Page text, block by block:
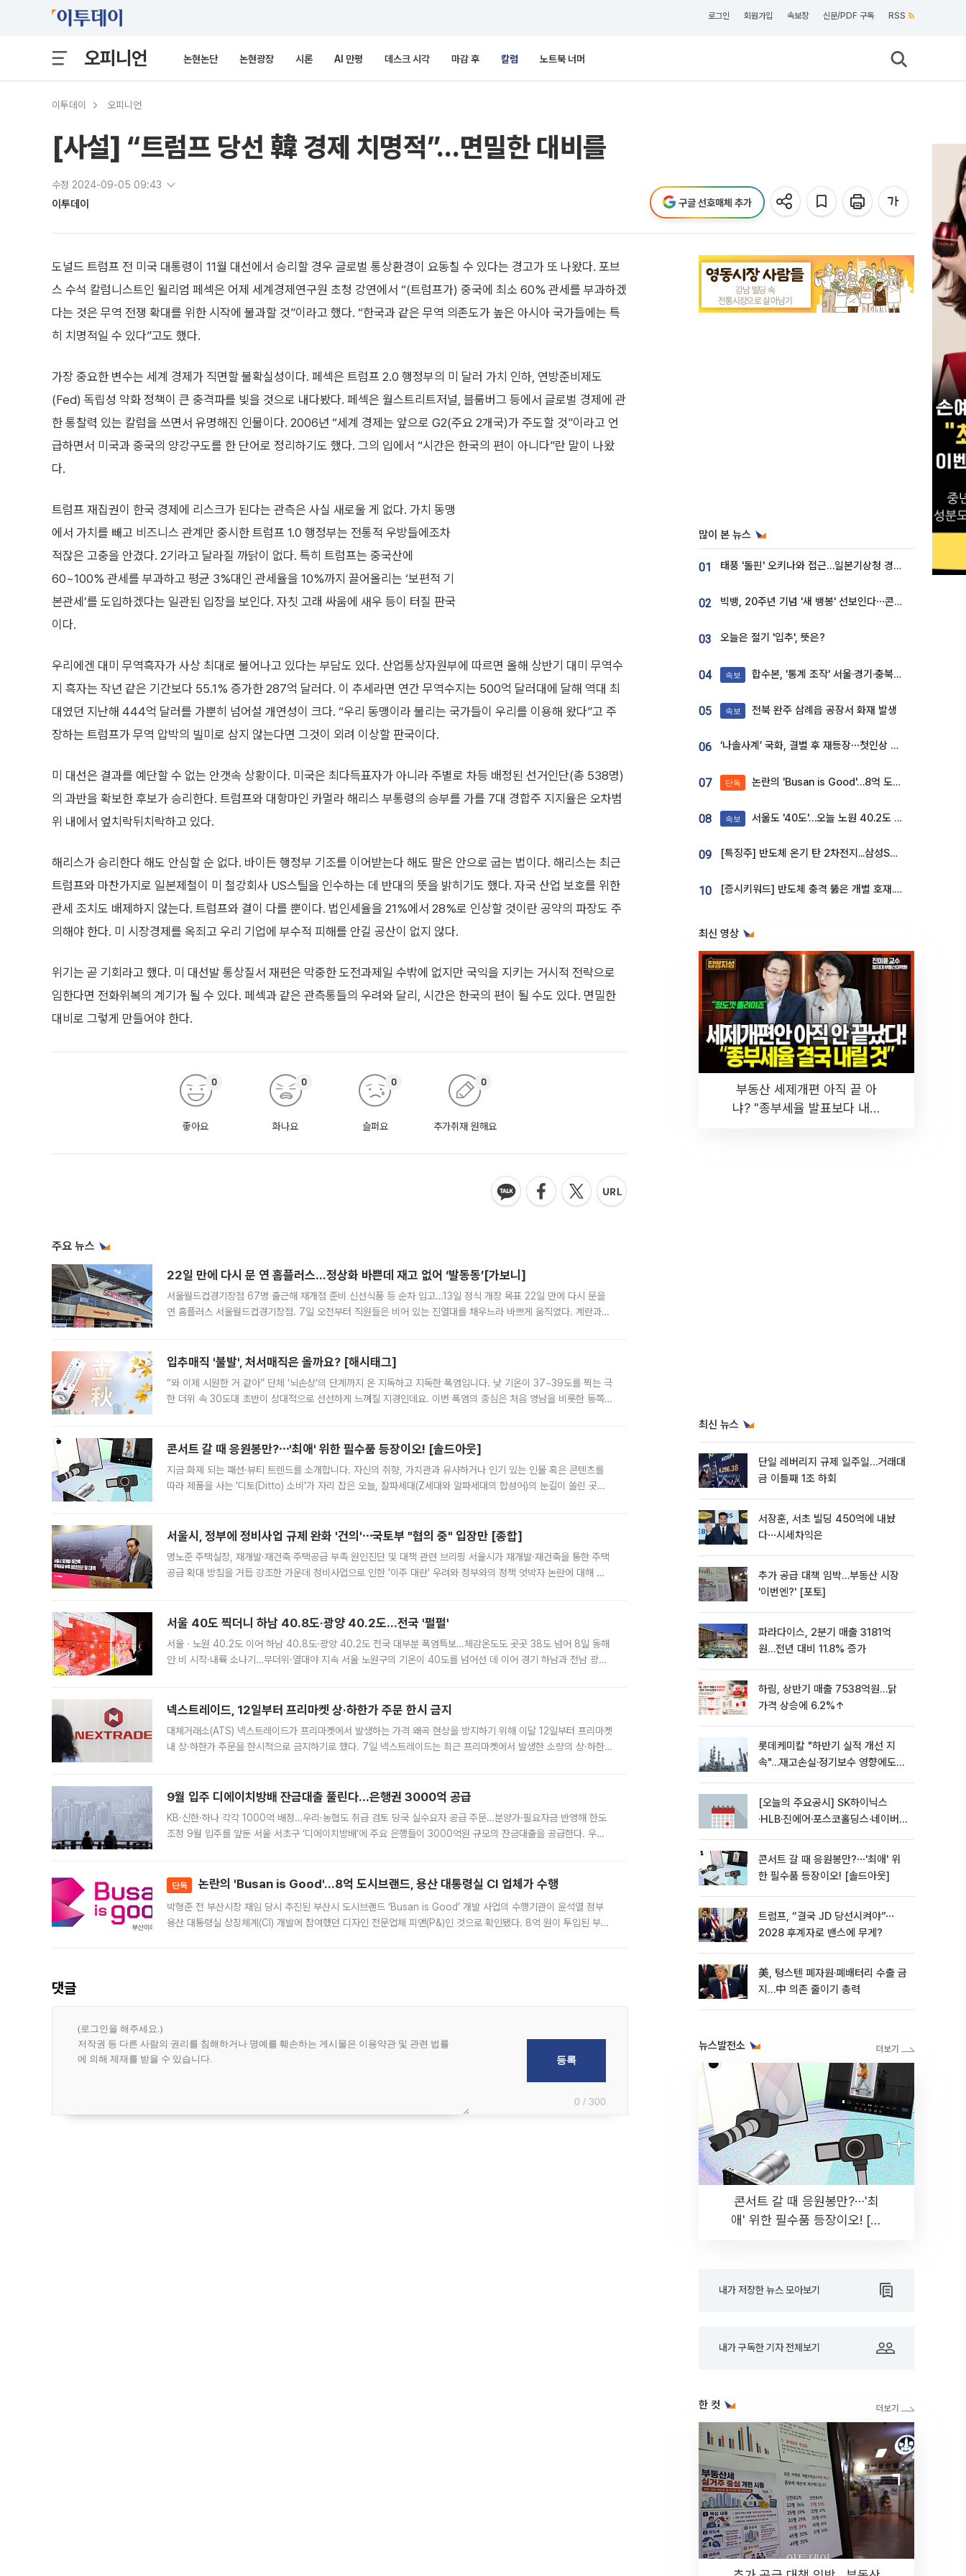
로그인 회원가입 속보창 신문/PDF 구독 RSS
오피니언 논현논단 논현광장 시론 AI 만평 데스크 시각 마감 후 칼럼 노트북 너머
이투데이 오피니언
[사설] “트럼프 당선 韓 경제 치명적”…면밀한 대비를
수정 2024-09-05 09:43
이투데이 구글 선호매체 추가
도널드 트럼프 전 미국 대통령이 11월 대선에서 승리할 경우 글로벌 통상환경이 요동칠 수 있다는 경고가 또 나왔다. 포브
스 수석 칼럼니스트인 윌리엄 페섹은 어제 세계경제연구원 초청 강연에서 “(트럼프가) 중국에 최소 60% 관세를 부과하겠
다는 것은 무역 전쟁 확대를 위한 시작에 불과할 것”이라고 했다. “한국과 같은 무역 의존도가 높은 아시아 국가들에는 특
히 치명적일 수 있다”고도 했다.
가장 중요한 변수는 세계 경제가 직면할 불확실성이다. 페섹은 트럼프 2.0 행정부의 미 달러 가치 인하, 연방준비제도
(Fed) 독립성 약화 정책이 큰 충격파를 빚을 것으로 내다봤다. 페섹은 월스트리트저널, 블룸버그 등에서 글로벌 경제에 관
한 통찰력 있는 칼럼을 쓰면서 유명해진 인물이다. 2006년 “세계 경제는 앞으로 G2(주요 2개국)가 주도할 것”이라고 언
급하면서 미국과 중국의 양강구도를 한 단어로 정리하기도 했다. 그의 입에서 “시간은 한국의 편이 아니다”란 말이 나왔
다.
트럼프 재집권이 한국 경제에 리스크가 된다는 관측은 사실 새로울 게 없다. 가치 동맹
에서 가치를 빼고 비즈니스 관계만 중시한 트럼프 1.0 행정부는 전통적 우방들에조차
적잖은 고충을 안겼다. 2기라고 달라질 까닭이 없다. 특히 트럼프는 중국산에
60~100% 관세를 부과하고 평균 3%대인 관세율을 10%까지 끌어올리는 ‘보편적 기
본관세’를 도입하겠다는 일관된 입장을 보인다. 자칫 고래 싸움에 새우 등이 터질 판국
이다.
우리에겐 대미 무역흑자가 사상 최대로 불어나고 있다는 부담도 있다. 산업통상자원부에 따르면 올해 상반기 대미 무역수
지 흑자는 작년 같은 기간보다 55.1% 증가한 287억 달러다. 이 추세라면 연간 무역수지는 500억 달러대에 달해 역대 최
대였던 지난해 444억 달러를 가뿐히 넘어설 개연성이 크다. “우리 동맹이라 불리는 국가들이 우리를 이용해 왔다”고 주
장하는 트럼프가 무역 압박의 빌미로 삼지 않는다면 그것이 외려 이상할 판국이다.
미 대선은 결과를 예단할 수 없는 안갯속 상황이다. 미국은 최다득표자가 아니라 주별로 차등 배정된 선거인단(총 538명)
의 과반을 확보한 후보가 승리한다. 트럼프와 대항마인 카멀라 해리스 부통령의 승부를 가를 7대 경합주 지지율은 오차범
위 내에서 엎치락뒤치락하고 있다.
해리스가 승리한다 해도 안심할 순 없다. 바이든 행정부 기조를 이어받는다 해도 팔은 안으로 굽는 법이다. 해리스는 최근
트럼프와 마찬가지로 일본제철이 미 철강회사 US스틸을 인수하는 데 반대의 뜻을 밝히기도 했다. 자국 산업 보호를 위한
관세 조치도 배제하지 않는다. 트럼프와 결이 다를 뿐이다. 법인세율을 21%에서 28%로 인상할 것이란 공약의 파장도 주
의해야 한다. 미 시장경제를 옥죄고 우리 기업에 부수적 피해를 안길 공산이 없지 않다.
위기는 곧 기회라고 했다. 미 대선발 통상질서 재편은 막중한 도전과제일 수밖에 없지만 국익을 지키는 거시적 전략으로
임한다면 전화위복의 계기가 될 수 있다. 페섹과 같은 관측통들의 우려와 달리, 시간은 한국의 편이 될 수도 있다. 면밀한
대비로 그렇게 만들어야 한다.
좋아요
0
화나요
0
슬퍼요
0
추가취재 원해요
0
주요 뉴스
22일 만에 다시 문 연 홈플러스…정상화 바쁜데 재고 없어 ‘발동동’[가보니]
서울월드컵경기장점 67명 출근해 재개점 준비 신선식품 등 순차 입고…13일 정식 개장 목표 22일 만에 다시 문을
연 홈플러스 서울월드컵경기장점. 7일 오전부터 직원들은 비어 있는 진열대를 채우느라 바쁘게 움직였다. 계란과
입추매직 '불발', 처서매직은 올까요? [해시태그]
“와 이제 시원한 거 같아” 단체 ‘뇌손상’의 단계까지 온 지독하고 지독한 폭염입니다. 낮 기온이 37~39도를 찍는 극
한 더위 속 30도대 초반이 상대적으로 선선하게 느껴질 지경인데요. 이번 폭염의 중심은 처음 영남을 비롯한 동쪽
콘서트 갈 때 응원봉만?⋯'최애' 위한 필수품 등장이오! [솔드아웃]
지금 화제 되는 패션·뷰티 트렌드를 소개합니다. 자신의 취향, 가치관과 유사하거나 인기 있는 인물 혹은 콘텐츠를
따라 제품을 사는 '디토(Ditto) 소비'가 자리 잡은 오늘, 잘파세대(Z세대와 알파세대의 합성어)의 눈길이 쏠린 곳은
서울시, 정부에 정비사업 규제 완화 '건의'⋯국토부 "협의 중" 입장만 [종합]
명노준 주택실장, 재개발·재건축 주택공급 부족 원인진단 및 대책 관련 브리핑 서울시가 재개발·재건축을 통한 주택
공급 확대 방침을 거듭 강조한 가운데 정비사업으로 인한 '이주 대란' 우려와 정부와의 정책 엇박자 논란에 대해 정
서울 40도 찍더니 하남 40.8도·광양 40.2도…전국 '펄펄'
서울ㆍ노원 40.2도 이어 하남 40.8도·광양 40.2도 전국 대부분 폭염특보…체감온도도 곳곳 38도 넘어 8일 동해
안 비 시작·내륙 소나기…무더위·열대야 지속 서울 노원구의 기온이 40도를 넘어선 데 이어 경기 하남과 전남 광양
넥스트레이드, 12일부터 프리마켓 상·하한가 주문 한시 금지
대체거래소(ATS) 넥스트레이드가 프리마켓에서 발생하는 가격 왜곡 현상을 방지하기 위해 이달 12일부터 프리마켓
내 상·하한가 주문을 한시적으로 금지하기로 했다. 7일 넥스트레이드는 최근 프리마켓에서 발생한 소량의 상·하한
9월 입주 디에이치방배 잔금대출 풀린다…은행권 3000억 공급
KB·신한·하나 각각 1000억 배정…우리·농협도 취급 검토 당국 실수요자 공급 주문…분양가·필요자금 반영해 한도
조정 9월 입주를 앞둔 서울 서초구 ‘디에이치방배’에 주요 은행들이 3000억원 규모의 잔금대출을 공급한다. 우리
단독 논란의 'Busan is Good'…8억 도시브랜드, 용산 대통령실 CI 업체가 수행
박형준 전 부산시장 재임 당시 추진된 부산시 도시브랜드 ‘Busan is Good’ 개발 사업의 수행기관이 윤석열 정부
용산 대통령실 상징체계(CI) 개발에 참여했던 디자인 전문업체 피앤(P&)인 것으로 확인됐다. 8억 원이 투입된 부산
댓글
0 / 300
많이 본 뉴스
01 태풍 '돌핀' 오키나와 접근…일본기상청 경로 업데이트
02 빅뱅, 20주년 기념 '새 뱅봉' 선보인다⋯콘서트 앞두고 팝업 개최
03 오늘은 절기 '입추', 뜻은?
04 속보 합수본, '통계 조작' 서울·경기·충북 선관위 등 추가 압수수색
05 속보 전북 완주 삼례읍 공장서 화재 발생
06 ‘나솔사계’ 국화, 결별 후 재등장⋯첫인상 투표 휩쓸고 ‘인기녀’ 등극
07 단독 논란의 'Busan is Good'…8억 도시브랜드, 용산 대통령실 CI 업체가 수행
08 속보 서울도 '40도'…오늘 노원 40.2도 기록
09 [특징주] 반도체 온기 탄 2차전지...삼성SDI, 장 초반 7% 넘게 껑충
10 [증시키워드] 반도체 충격 뚫은 개별 호재...포스코퓨처엠·에코프로·한화솔루션 '눈길'
최신 영상
부동산 세제개편 아직 끝 아
냐? "종부세율 발표보다 내릴
최신 뉴스
단일 레버리지 규제 일주일…거래대
금 이틀째 1조 하회
서장훈, 서초 빌딩 450억에 내놨
다⋯시세차익은
추가 공급 대책 임박…부동산 시장
'이번엔?' [포토]
파라다이스, 2분기 매출 3181억
원…전년 대비 11.8% 증가
하림, 상반기 매출 7538억원…닭
가격 상승에 6.2%↑
롯데케미칼 "하반기 실적 개선 지
속"…재고손실·정기보수 영향에도
[오늘의 주요공시] SK하이닉스
·HLB·진에어·포스코홀딩스·네이버·
콘서트 갈 때 응원봉만?⋯'최애' 위
한 필수품 등장이오! [솔드아웃]
트럼프, “결국 JD 당선시켜야”⋯
2028 후계자로 밴스에 무게?
美, 텅스텐 폐자원·폐배터리 수출 금
지…中 의존 줄이기 총력
뉴스발전소
콘서트 갈 때 응원봉만?⋯'최
애' 위한 필수품 등장이오! [솔
내가 저장한 뉴스 모아보기
내가 구독한 기자 전체보기
한 컷